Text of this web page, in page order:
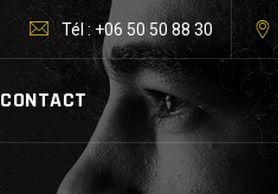
Tél : +06 50 50 88 30
CONTACT